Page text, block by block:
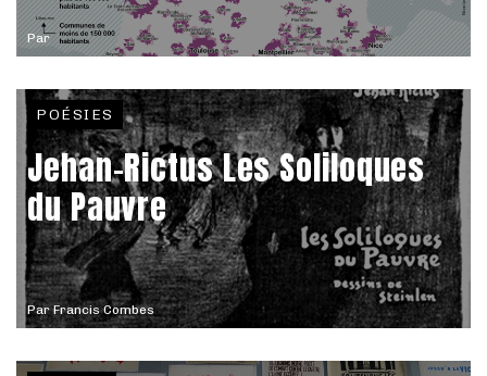
Par
ParFrancis Combes
POÉSIES
Jehan-Rictus Les Soliloques
du Pauvre